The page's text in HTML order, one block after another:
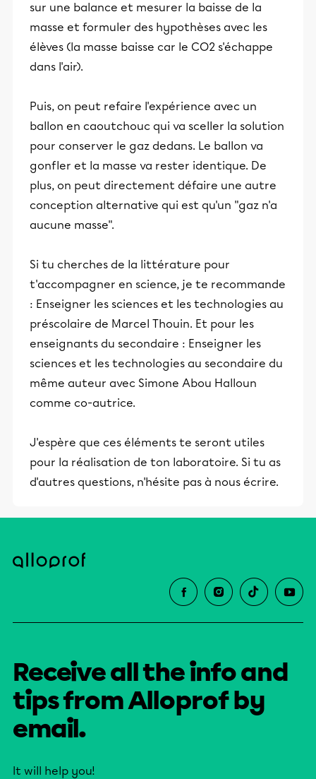
sur une balance et mesurer la baisse de la
masse et formuler des hypothèses avec les
élèves (la masse baisse car le CO2 s'échappe
dans l'air).
Puis, on peut refaire l'expérience avec un
ballon en caoutchouc qui va sceller la solution
pour conserver le gaz dedans. Le ballon va
gonfler et la masse va rester identique. De
plus, on peut directement défaire une autre
conception alternative qui est qu'un "gaz n'a
aucune masse".
Si tu cherches de la littérature pour
t'accompagner en science, je te recommande
: Enseigner les sciences et les technologies au
préscolaire de Marcel Thouin. Et pour les
enseignants du secondaire : Enseigner les
sciences et les technologies au secondaire du
même auteur avec Simone Abou Halloun
comme co-autrice.
J'espère que ces éléments te seront utiles
pour la réalisation de ton laboratoire. Si tu as
d'autres questions, n'hésite pas à nous écrire.
Receive all the info and
tips from Alloprof by
email.
It will help you!